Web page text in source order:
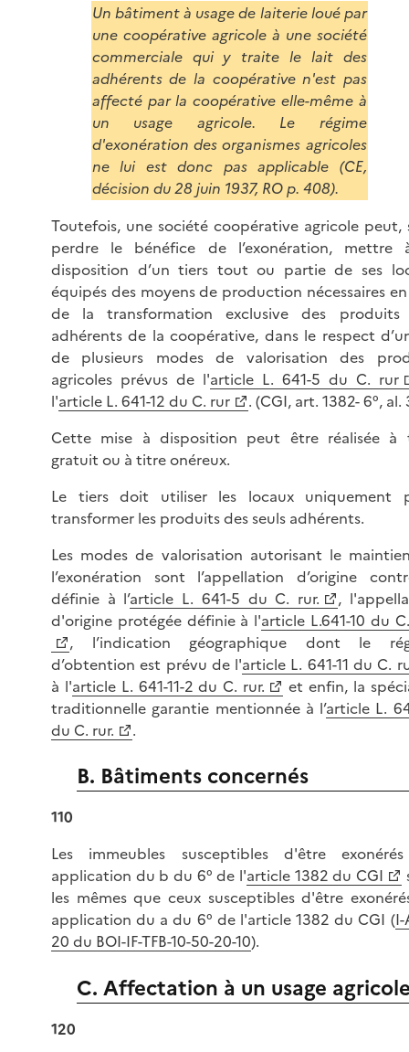
Un bâtiment à usage de laiterie loué par
une coopérative agricole à une société
commerciale qui y traite le lait des
adhérents de la coopérative n'est pas
affecté par la coopérative elle-même à
un usage agricole. Le régime
d'exonération des organismes agricoles
ne lui est donc pas applicable (CE,
décision du 28 juin 1937, RO p. 408).
Toutefois, une société coopérative agricole peut,
perdre le bénéfice de l’exonération, mettre
disposition d’un tiers tout ou partie de ses
équipés des moyens de production nécessaires
de la transformation exclusive des produits
adhérents de la coopérative, dans le respect
de plusieurs modes de valorisation des
agricoles prévus de l'article L. 641-5 du C. rur
l'article L. 641-12 du C. rur
. (CGI, art. 1382- 6°, al.
Cette mise à disposition peut être réalisée à
gratuit ou à titre onéreux.
Le tiers doit utiliser les locaux uniquement
transformer les produits des seuls adhérents.
Les modes de valorisation autorisant le
l’exonération sont l’appellation d’origine
définie à l’article L. 641-5 du C. rur.
,
d'origine protégée définie à l'article L.641-10 du
, l’indication géographique dont le
d’obtention est prévu de l'article L. 641-11 du C.
à l'article L. 641-11-2 du C. rur.
et enfin, la
traditionnelle garantie mentionnée à l’article L.
du C. rur.
.
B. Bâtiments concernés
110
Les immeubles susceptibles d'être
application du b du 6° de l'article 1382 du CGI
les mêmes que ceux susceptibles d'être
application du a du 6° de l'article 1382 du CGI (I-
20 du BOI-IF-TFB-10-50-20-10).
C. Affectation à un usage
120